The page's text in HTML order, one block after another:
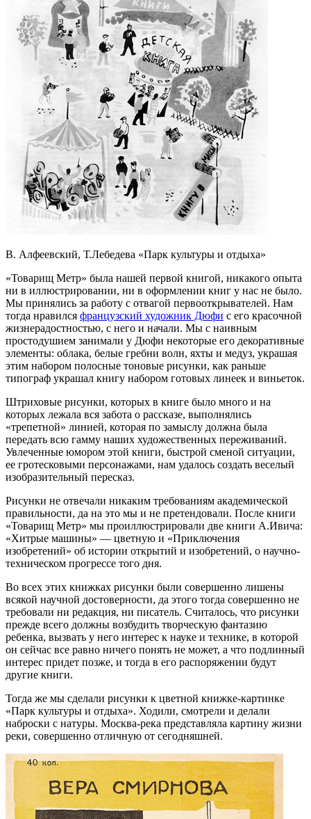
В. Алфеевский, Т.Лебедева «Парк культуры и отдыха»
«Товарищ Метр» была нашей первой книгой, никакого опыта
ни в иллюстрировании, ни в оформлении книг у нас не было.
Мы принялись за работу с отвагой первооткрывателей. Нам
тогда нравился французский художник Дюфи с его красочной
жизнерадостностью, с него и начали. Мы с наивным
простодушием занимали у Дюфи некоторые его декоративные
элементы: облака, белые гребни волн, яхты и медуз, украшая
этим набором полосные тоновые рисунки, как раньше
типограф украшал книгу набором готовых линеек и виньеток.
Штриховые рисунки, которых в книге было много и на
которых лежала вся забота о рассказе, выполнялись
«трепетной» линией, которая по замыслу должна была
передать всю гамму наших художественных переживаний.
Увлеченные юмором этой книги, быстрой сменой ситуации,
ее гротесковыми персонажами, нам удалось создать веселый
изобразительный пересказ.
Рисунки не отвечали никаким требованиям академической
правильности, да на это мы и не претендовали. После книги
«Товарищ Метр» мы проиллюстрировали две книги А.Ивича:
«Хитрые машины» — цветную и «Приключения
изобретений» об истории открытий и изобретений, о научно-
техническом прогрессе того дня.
Во всех этих книжках рисунки были совершенно лишены
всякой научной достоверности, да этого тогда совершенно не
требовали ни редакция, ни писатель. Считалось, что рисунки
прежде всего должны возбудить творческую фантазию
ребенка, вызвать у него интерес к науке и технике, в которой
он сейчас все равно ничего понять не может, а что подлинный
интерес придет позже, и тогда в его распоряжении будут
другие книги.
Тогда же мы сделали рисунки к цветной книжке-картинке
«Парк культуры и отдыха». Ходили, смотрели и делали
наброски с натуры. Москва-река представляла картину жизни
реки, совершенно отличную от сегодняшней.